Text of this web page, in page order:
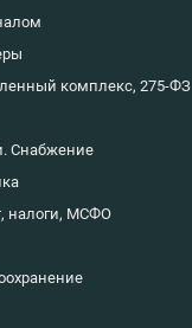
комплекс, 275-ФЗ
Снабжение
налоги, МСФО